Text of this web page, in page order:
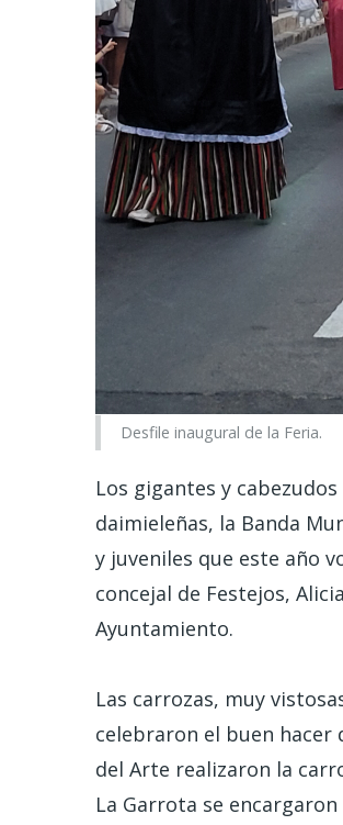
Desfile inaugural de la Feria.
Los gigantes y
daimieleñas, la Banda
y juveniles que este año
concejal de Festejos,
Ayuntamiento.
Las carrozas, muy
celebraron el buen hacer
del Arte realizaron la
La Garrota se